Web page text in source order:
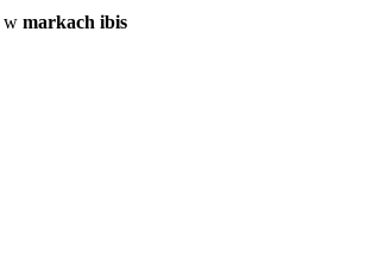
w markach ibis